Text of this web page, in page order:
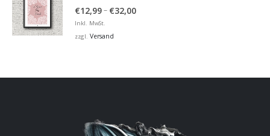
€12,99– €32,00Preisspanne:
Inkl. MwSt.
zzgl. Versand